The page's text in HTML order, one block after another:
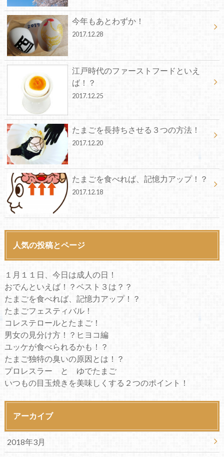
今年もあとわずか！
2017.12.28
江戸時代のファーストフードといえ
ば！？
2017.12.25
たまごを長持ちさせる３つの方法！
2017.12.20
たまごを食べれば、記憶力アップ！？
2017.12.18
人気の投稿とページ
１月１１日、今日は成人の日！
おでんといえば！？ベスト３は？？
たまごを食べれば、記憶力アップ！？
たまごフェスティバル！
コレステロールとたまご！
男女の見分け方！？ヒヨコ編
ユッケが食べられるかも！？
たまご独特の臭いの原因とは！？
プロレスラー と ゆでたまご
いつもの目玉焼きを美味しくする２つのポイント！
アーカイブ
2018年3月